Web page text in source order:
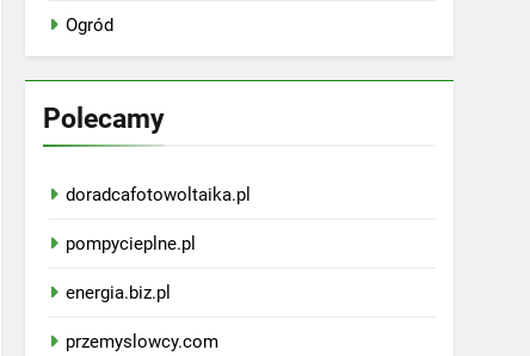
Ogród
Polecamy
doradcafotowoltaika.pl
pompycieplne.pl
energia.biz.pl
przemyslowcy.com